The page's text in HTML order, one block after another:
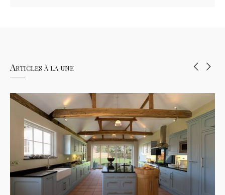
Articles à la une